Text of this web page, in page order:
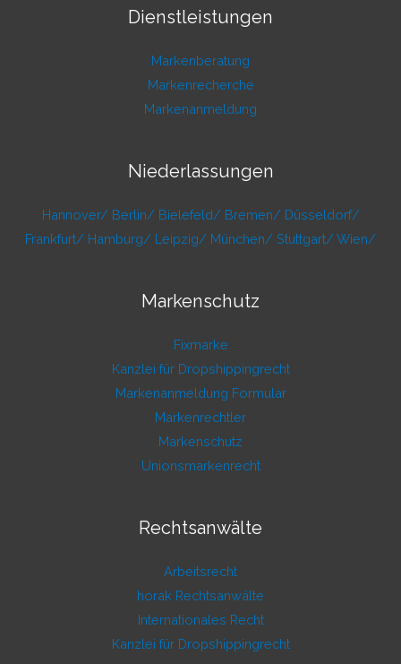
Dienstleistungen
Markenberatung
Markenrecherche
Markenanmeldung
Niederlassungen
Hannover/ Berlin/ Bielefeld/ Bremen/ Düsseldorf/
Frankfurt/ Hamburg/ Leipzig/ München/ Stuttgart/ Wien/
Markenschutz
Fixmarke
Kanzlei für Dropshippingrecht
Markenanmeldung Formular
Markenrechtler
Markenschutz
Unionsmarkenrecht
Rechtsanwälte
Arbeitsrecht
horak Rechtsanwälte
Internationales Recht
Kanzlei für Dropshippingrecht